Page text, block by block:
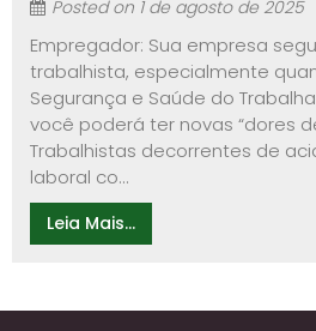
Posted on 1 de agosto de 2025
Empregador: Sua empresa
trabalhista, especialmente
Segurança e Saúde do
você poderá ter novas “dores
Trabalhistas decorrentes de
laboral co...
Leia Mais...